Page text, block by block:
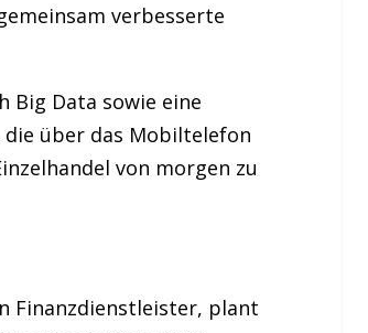
verbesserte
Big Data sowie eine
über das Mobiltelefon
von morgen zu
Finanzdienstleister, plant